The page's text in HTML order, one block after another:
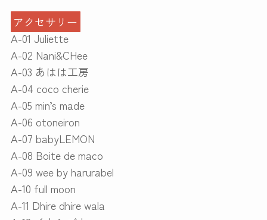
アクセサリー
A-01 Juliette
A-02 Nani&CHee
A-03 あはは工房
A-04 coco cherie
A-05 min’s made
A-06 otoneiron
A-07 babyLEMON
A-08 Boite de maco
A-09 wee by harurabel
A-10 full moon
A-11 Dhire dhire wala